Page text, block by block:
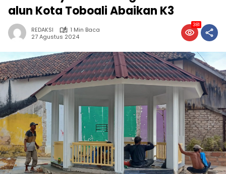
alun Kota Toboali Abaikan K3
REDAKSI
1 Min Baca
27 Agustus 2024
381